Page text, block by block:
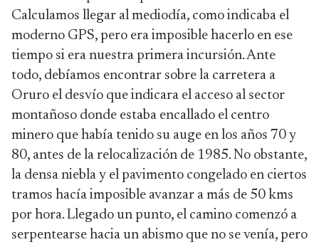
Calculamos llegar al mediodía, como indicaba el
moderno GPS, pero era imposible hacerlo en ese
tiempo si era nuestra primera incursión. Ante
todo, debíamos encontrar sobre la carretera a
Oruro el desvío que indicara el acceso al sector
montañoso donde estaba encallado el centro
minero que había tenido su auge en los años 70 y
80, antes de la relocalización de 1985. No obstante,
la densa niebla y el pavimento congelado en ciertos
tramos hacía imposible avanzar a más de 50 kms
por hora. Llegado un punto, el camino comenzó a
serpentearse hacia un abismo que no se venía, pero